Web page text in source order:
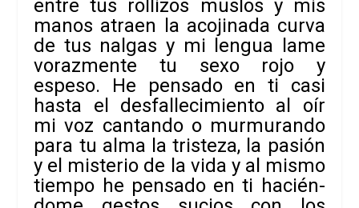
entre tus rolli­zos mus­los y mis
manos atraen la aco­ji­nada curva
de tus nal­gas y mi len­gua lame
voraz­mente tu sexo rojo y
espeso. He pen­sado en ti casi
hasta el des­fa­lle­ci­miento al oír
mi voz can­tando o mur­mu­rando
para tu alma la tris­teza, la pasión
y el mis­te­rio de la vida y al mismo
tiempo he pen­sado en ti hacién­